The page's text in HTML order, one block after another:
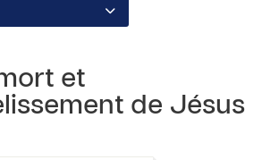
et
de Jésus